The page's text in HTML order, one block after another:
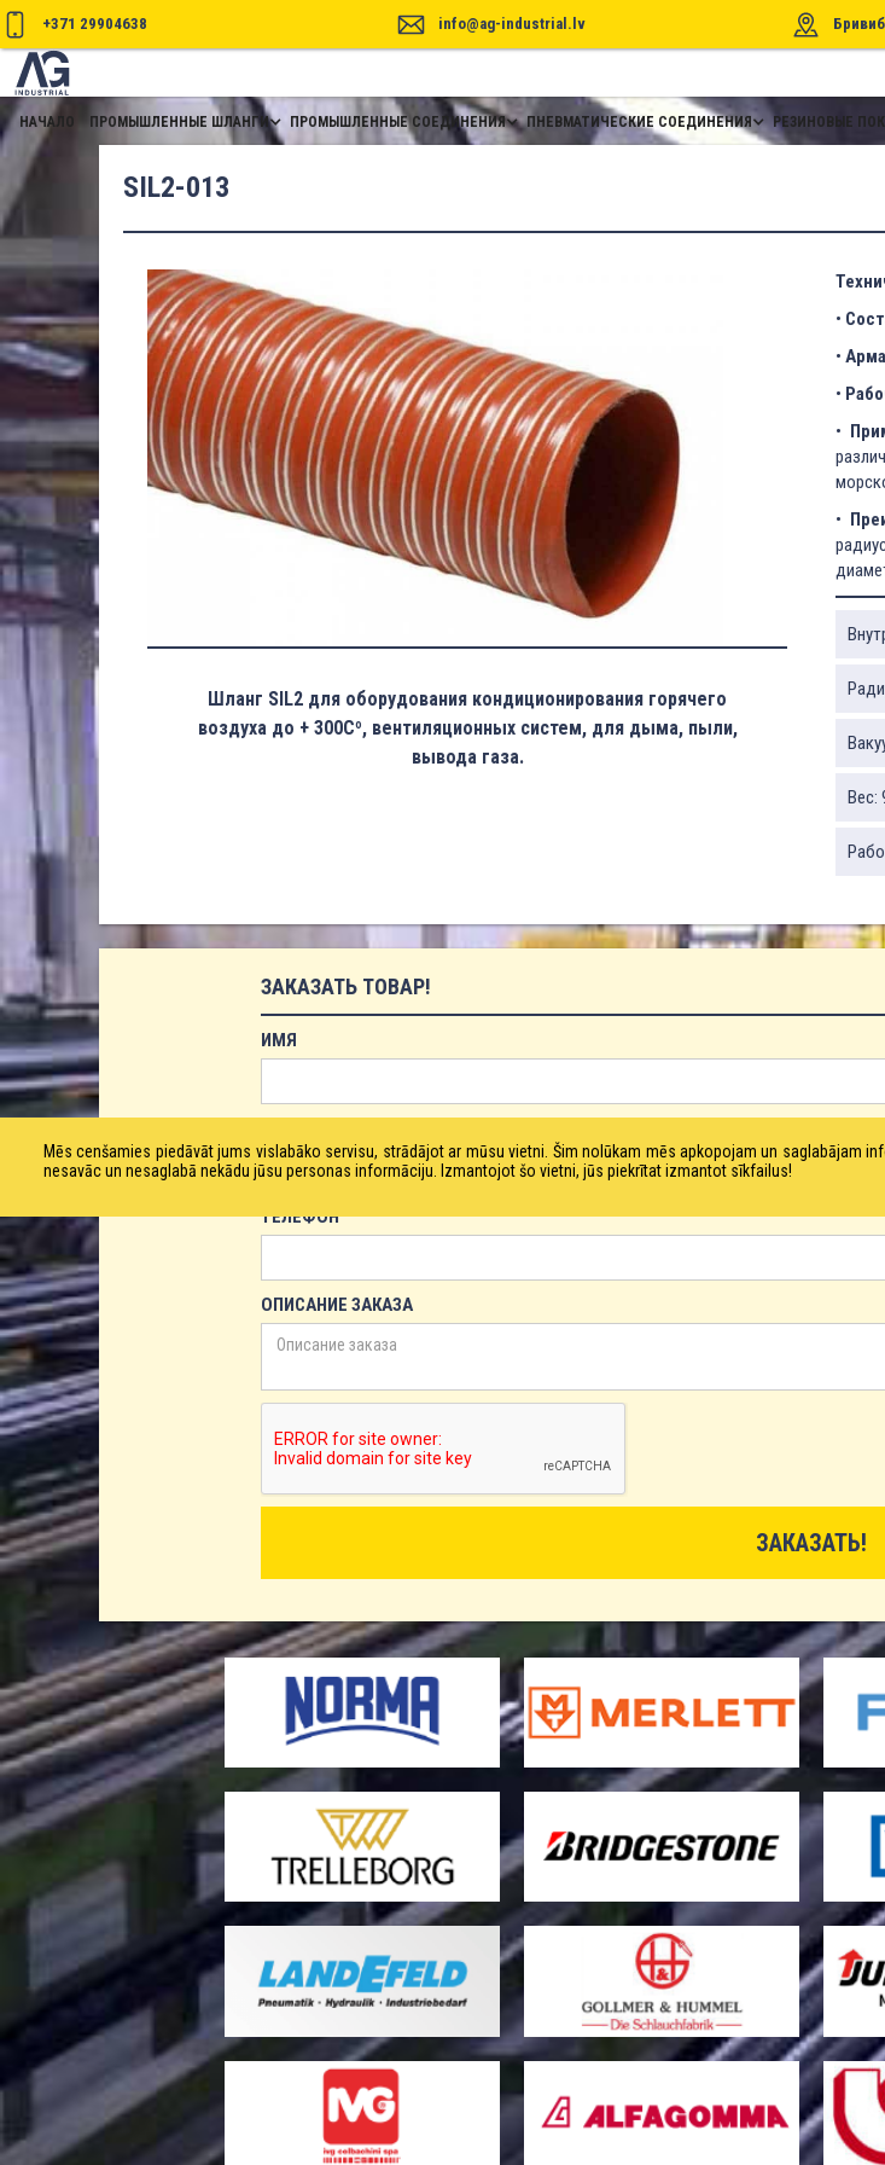
+371 29904638 info@ag-industrial.lv
НАЧАЛО ПРОМЫШЛЕННЫЕ ШЛАНГИ ПРОМЫШЛЕННЫЕ СОЕДИНЕНИЯ ПНЕВМАТИЧЕСКИЕ СОЕДИНЕНИЯ РЕЗИНОВЫЕ
SIL2-013
Шланг SIL2 для оборудования кондиционирования горячего
воздуха до + 300Cº, вентиляционных систем, для дыма, пыли,
вывода газа.
•
•
•
•
•
Вес:
ЗАКАЗАТЬ ТОВАР!
ИМЯ
ТЕЛЕФОН
ОПИСАНИЕ ЗАКАЗА
Mēs cenšamies piedāvāt jums vislabāko servisu, strādājot ar mūsu vietni. Šim nolūkam mēs apkopojam un saglabājam
nesavāc un nesaglabā nekādu jūsu personas informāciju. Izmantojot šo vietni, jūs piekrītat izmantot sīkfailus!